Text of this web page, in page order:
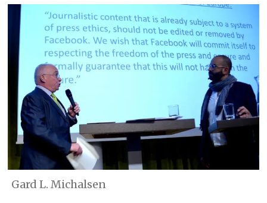
Gard L. Michalsen